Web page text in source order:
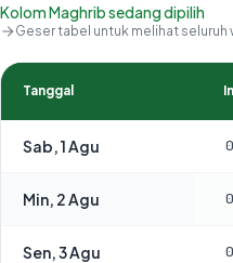
Kolom Maghrib sedang dipilih
Geser tabel untuk melihat seluruh
Tanggal
Sab, 1 Agu
Min, 2 Agu
Sen, 3 Agu